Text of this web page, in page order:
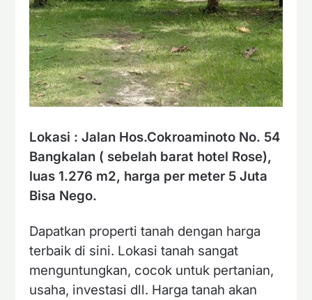
Lokasi : Jalan Hos.Cokroaminoto No. 54
Bangkalan ( sebelah barat hotel Rose),
luas 1.276 m2, harga per meter 5 Juta
Bisa Nego.
Dapatkan properti tanah dengan harga
terbaik di sini. Lokasi tanah sangat
menguntungkan, cocok untuk pertanian,
usaha, investasi dll. Harga tanah akan